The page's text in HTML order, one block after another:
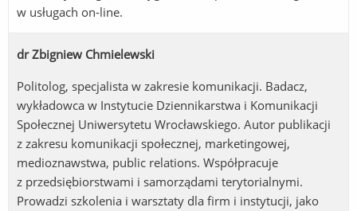
w usługach on-line.
dr Zbigniew Chmielewski
Politolog, specjalista w zakresie komunikacji. Badacz,
wykładowca w Instytucie Dziennikarstwa i Komunikacji
Społecznej Uniwersytetu Wrocławskiego. Autor publikacji
z zakresu komunikacji społecznej, marketingowej,
medioznawstwa, public relations. Współpracuje
z przedsiębiorstwami i samorządami terytorialnymi.
Prowadzi szkolenia i warsztaty dla firm i instytucji, jako